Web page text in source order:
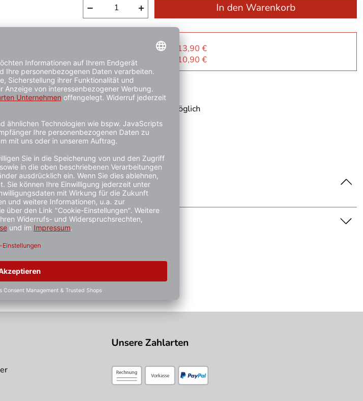
− + In den Warenkorb
ab 20 Stück: je Artikel 13,90 €
ab 25 Stück: je Artikel 10,90 €
1 - 3 Werktage
Kauf auf Rechnung möglich
keine verbindliche Produkteigenschaft dar. Bitte beachten Sie die Textbeschreibung.
Unsere Zahlarten